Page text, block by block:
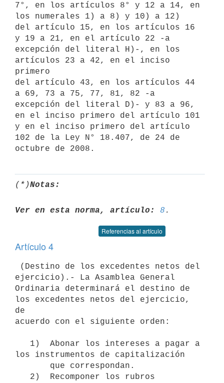
7°, en los artículos 8° y 12 a 14, en
los numerales 1) a 8) y 10) a 12)
del artículo 15, en los artículos 16
y 19 a 21, en el artículo 22 -a
excepción del literal H)-, en los
artículos 23 a 42, en el inciso
primero
del artículo 43, en los artículos 44
a 69, 73 a 75, 77, 81, 82 -a
excepción del literal D)- y 83 a 96,
en el inciso primero del artículo 101
y en el inciso primero del artículo
102 de la Ley N° 18.407, de 24 de
(*)Notas:
Ver en esta norma, artículo: 8
Referencias al artículo
Artículo 4
ejercicio).- La Asamblea General
Ordinaria determinará el destino de
los excedentes netos del ejercicio,
de
acuerdo con el siguiente orden:
los instrumentos de capitalización